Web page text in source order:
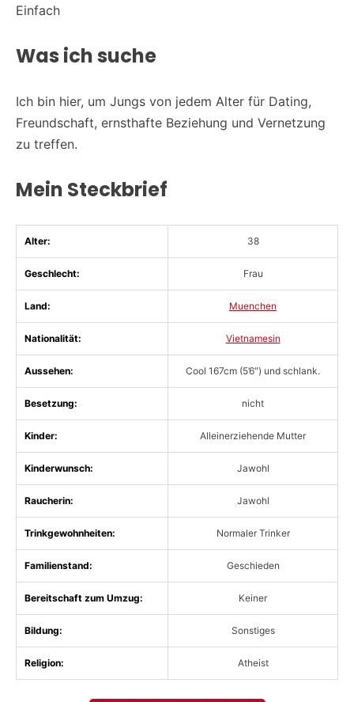
Einfach
Was ich suche
Ich bin hier, um Jungs von jedem Alter für Dating,
Freundschaft, ernsthafte Beziehung und Vernetzung
zu treffen.
Mein Steckbrief
Alter: 38
Geschlecht: Frau
Land: Muenchen
Nationalität: Vietnamesin
Aussehen: Cool 167cm (5’6″) und schlank.
Besetzung: nicht
Kinder: Alleinerziehende Mutter
Kinderwunsch: Jawohl
Raucherin: Jawohl
Trinkgewohnheiten: Normaler Trinker
Familienstand: Geschieden
Bereitschaft zum Umzug: Keiner
Bildung: Sonstiges
Religion: Atheist